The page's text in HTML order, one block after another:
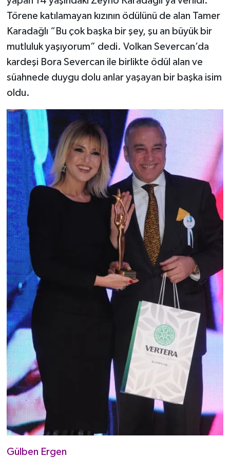
Törene katılamayan kızının ödülünü de alan Tamer
Karadağlı “Bu çok başka bir şey, şu an büyük bir
mutluluk yaşıyorum” dedi. Volkan Severcan’da
kardeşi Bora Severcan ile birlikte ödül alan ve
süahnede duygu dolu anlar yaşayan bir başka isim
oldu.
Gülben Ergen